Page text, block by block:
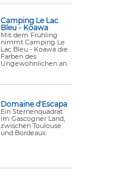
Camping Le Lac
Bleu - Koawa
Mit dem Frühling
nimmt Camping Le
Lac Bleu - Koawa die
Farben des
Ungewöhnlichen an.
Domaine d'Escapa
Ein Sternenquadrat
im Gascogner Land,
zwischen Toulouse
und Bordeaux.